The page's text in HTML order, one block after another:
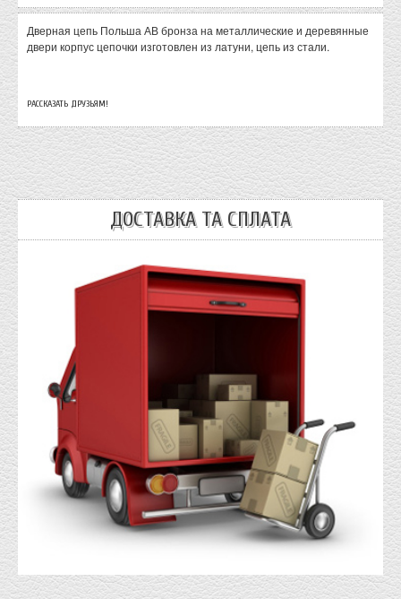
Дверная цепь Польша АВ бронза на металлические и деревянные
двери корпус цепочки изготовлен из латуни, цепь из стали.
РАССКАЗАТЬ ДРУЗЬЯМ!
ДОСТАВКА ТА СПЛАТА